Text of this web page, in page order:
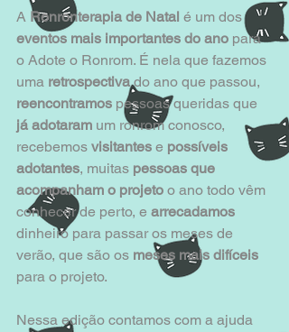
A Ronronterapia de Natal é um dos
eventos mais importantes do ano para
o Adote o Ronrom. É nela que fazemos
uma retrospectiva do ano que passou,
reencontramos pessoas queridas que
já adotaram um ronrom conosco,
recebemos visitantes e possíveis
adotantes, muitas pessoas que
acompanham o projeto o ano todo vêm
conhecer de perto, e arrecadamos
dinheiro para passar os meses de
verão, que são os meses mais difíceis
para o projeto.
Nessa edição contamos com a ajuda